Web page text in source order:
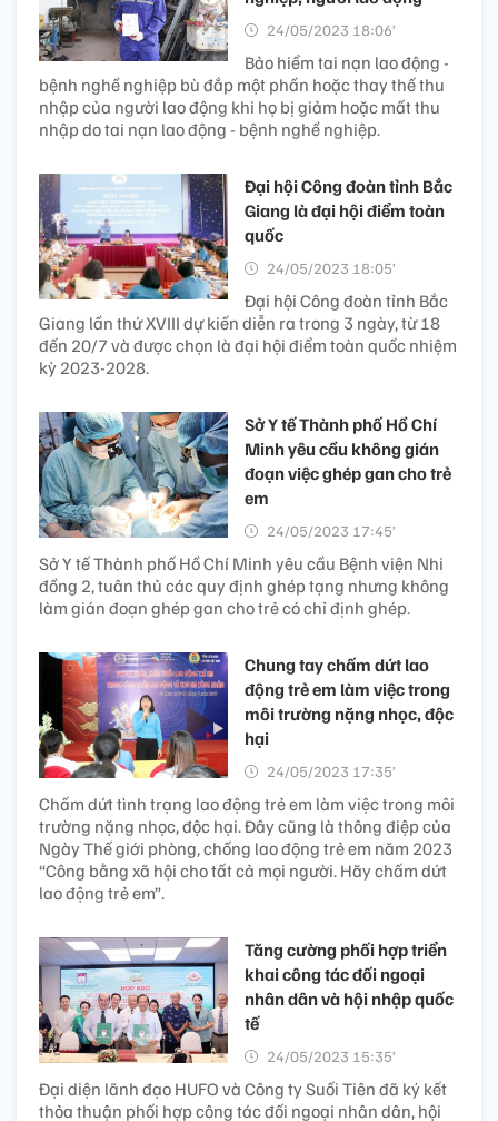
24/05/2023 18:06’
Bảo hiểm tai nạn lao động -
bệnh nghề nghiệp bù đắp một phần hoặc thay thế thu
nhập của người lao động khi họ bị giảm hoặc mất thu
nhập do tai nạn lao động - bệnh nghề nghiệp.
Đại hội Công đoàn tỉnh Bắc
Giang là đại hội điểm toàn
quốc
24/05/2023 18:05’
Đại hội Công đoàn tỉnh Bắc
Giang lần thứ XVIII dự kiến diễn ra trong 3 ngày, từ 18
đến 20/7 và được chọn là đại hội điểm toàn quốc nhiệm
kỳ 2023-2028.
Sở Y tế Thành phố Hồ Chí
Minh yêu cầu không gián
đoạn việc ghép gan cho trẻ
em
24/05/2023 17:45’
Sở Y tế Thành phố Hồ Chí Minh yêu cầu Bệnh viện Nhi
đồng 2, tuân thủ các quy định ghép tạng nhưng không
làm gián đoạn ghép gan cho trẻ có chỉ định ghép.
Chung tay chấm dứt lao
động trẻ em làm việc trong
môi trường nặng nhọc, độc
hại
24/05/2023 17:35’
Chấm dứt tình trạng lao động trẻ em làm việc trong môi
trường nặng nhọc, độc hại. Đây cũng là thông điệp của
Ngày Thế giới phòng, chống lao động trẻ em năm 2023
“Công bằng xã hội cho tất cả mọi người. Hãy chấm dứt
lao động trẻ em”.
Tăng cường phối hợp triển
khai công tác đối ngoại
nhân dân và hội nhập quốc
tế
24/05/2023 15:35’
Đại diện lãnh đạo HUFO và Công ty Suối Tiên đã ký kết
thỏa thuận phối hợp công tác đối ngoại nhân dân, hội